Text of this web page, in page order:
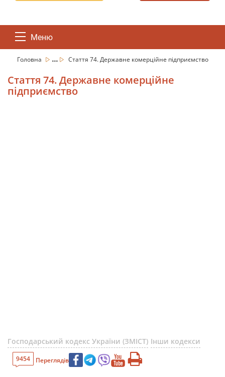
Меню
Головна ... Стаття 74. Державне комерційне підприємство
Стаття 74. Державне комерційне
підприємство
Господарський кодекс України (ЗМІСТ) Інши кодекси
9454 Переглядів